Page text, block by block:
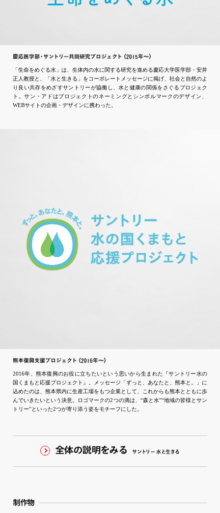
慶応医学部・サ ン ト リー共同研究プロジェ ク ト（2015年〜）
「生命をめぐる水」は、生体内の水に関する研究を進める慶応大学医学部・安井
正人教授と、「水と生きる」をコーポレートメッセージに掲げ、社会と自然のよ
り良い共存をめざすサントリーが協働し、水と健康の関係をさぐるプロジェク
ト。サン・アドはプロジェクトのネーミングとシンボルマークのデザイン、
WEBサイトの企画・デザインに携わった。
熊本復興支援プロジェ ク ト（2016年〜）
2016年、熊本復興のお役に立ちたいという思いから生まれた『サントリー水の
国くまもと応援プロジェクト』。メッセージ「ずっと、あなたと、熊本と。」に
込めたのは、熊本県内に生産工場をもつ企業として、これからも熊本とともに歩
んでいきたいという決意。ロゴマークの2つの滴は、“森と水”“地域の皆様とサン
トリー”といった2つが寄り添う姿をモチーフにした。
全体の説明をみる サン トリ ー 水と生きる
制作物